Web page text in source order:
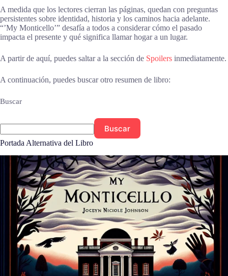
A medida que los lectores cierran las páginas, quedan con preguntas
persistentes sobre identidad, historia y los caminos hacia adelante.
“’My Monticello’” desafía a todos a considerar cómo el pasado
impacta el presente y qué significa llamar hogar a un lugar.
A partir de aquí, puedes saltar a la sección de Spoilers inmediatamente.
A continuación, puedes buscar otro resumen de libro:
Buscar
Buscar
Portada Alternativa del Libro